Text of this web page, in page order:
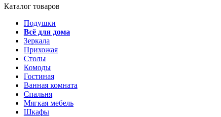
Каталог товаров
Подушки
Всё для дома
Зеркала
Прихожая
Столы
Комоды
Гостиная
Ванная комната
Спальня
Мягкая мебель
Шкафы